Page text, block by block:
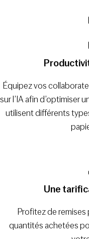
Équipez vos
sur l’IA afin d’optimiser
utilisent différents
Une
Profitez de
quantités achetées